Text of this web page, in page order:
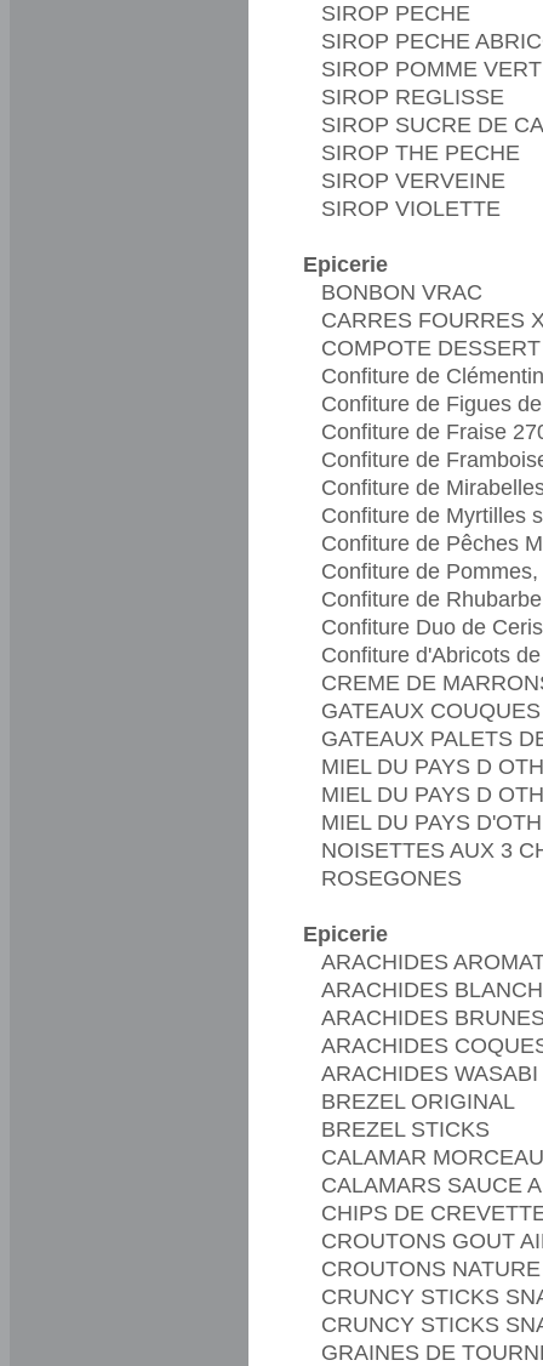
SIROP PECHE
SIROP PECHE
SIROP POMME
SIROP REGLISSE
SIROP SUCRE DE
SIROP THE PECHE
SIROP VERVEINE
SIROP VIOLETTE
Epicerie
BONBON VRAC
CARRES FOURRES
COMPOTE
Confiture de
Confiture de Figues
Confiture de Fraise
Confiture de
Confiture de
Confiture de Myrtilles
Confiture de Pêches
Confiture de
Confiture de
Confiture Duo de
Confiture d'Abricots
CREME DE
GATEAUX
GATEAUX PALETS
MIEL DU PAYS D
MIEL DU PAYS D
MIEL DU PAYS
NOISETTES AUX 3
ROSEGONES
Epicerie
ARACHIDES
ARACHIDES
ARACHIDES
ARACHIDES
ARACHIDES WASABI
BREZEL ORIGINAL
BREZEL STICKS
CALAMAR
CALAMARS SAUCE
CHIPS DE
CROUTONS GOUT
CROUTONS NATURE
CRUNCY STICKS
CRUNCY STICKS
GRAINES DE